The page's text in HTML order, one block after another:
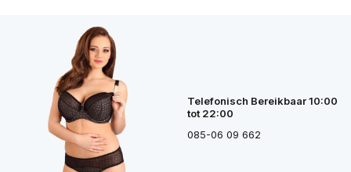
Telefonisch Bereikbaar 10:00
tot 22:00
085-06 09 662